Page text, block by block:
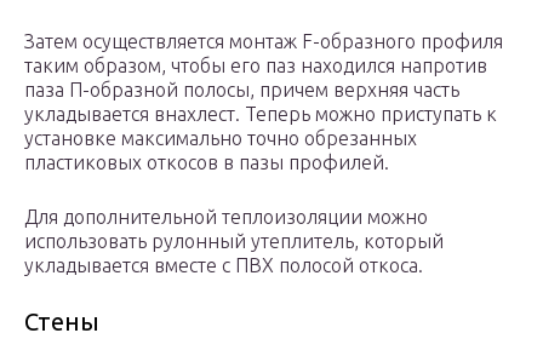
Затем осуществляется монтаж F-образного профиля
таким образом, чтобы его паз находился напротив
паза П-образной полосы, причем верхняя часть
укладывается внахлест. Теперь можно приступать к
установке максимально точно обрезанных
пластиковых откосов в пазы профилей.
Для дополнительной теплоизоляции можно
использовать рулонный утеплитель, который
укладывается вместе с ПВХ полосой откоса.
Стены